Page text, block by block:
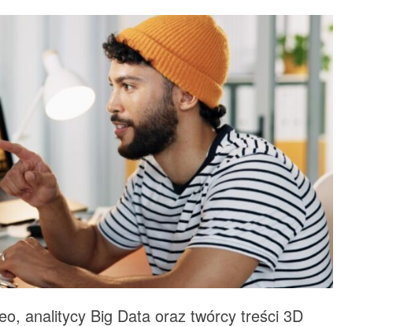
analitycy Big Data oraz twórcy treści 3D